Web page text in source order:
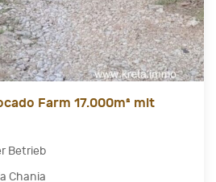
Farm 17.000m² mit
Betrieb
Chania